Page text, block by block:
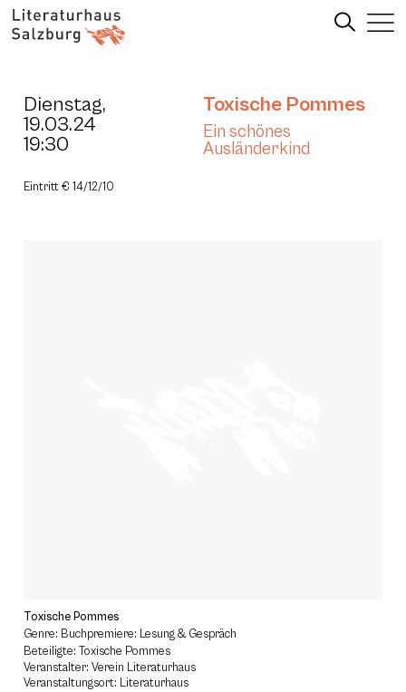
Dienstag,
19.03.24
19:30
Toxische Pommes
Ein schönes
Ausländerkind
Eintritt € 14/12/10
Toxische Pommes
Genre: Buchpremiere: Lesung & Gespräch
Beteiligte: Toxische Pommes
Veranstalter: Verein Literaturhaus
Veranstaltungsort: Literaturhaus